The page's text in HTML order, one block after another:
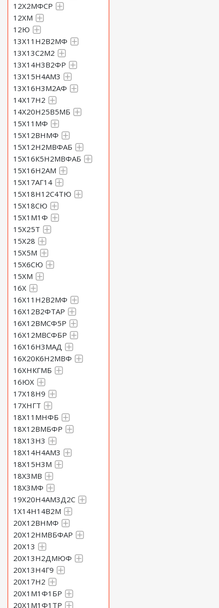
12Х2МФСР
12ХМ
12Ю
13Х11Н2В2МФ
13Х13С2М2
13Х14Н3В2ФР
13Х15Н4АМ3
13Х16Н3М2АФ
14Х17Н2
14Х20Н25В5МБ
15Х11МФ
15Х12ВНМФ
15Х12Н2МВФАБ
15Х16К5Н2МВФАБ
15Х16Н2АМ
15Х17АГ14
15Х18Н12С4ТЮ
15Х18СЮ
15Х1М1Ф
15Х25Т
15Х28
15Х5М
15Х6СЮ
15ХМ
16Х
16Х11Н2В2МФ
16Х12В2ФТАР
16Х12ВМСФ5Р
16Х12МВСФБР
16Х16Н3МАД
16Х20К6Н2МВФ
16ХНКГМБ
16ЮХ
17Х18Н9
17ХНГТ
18Х11МНФБ
18Х12ВМБФР
18Х13Н3
18Х14Н4АМ3
18Х15Н3М
18Х3МВ
18Х3МФ
19Х20Н4АМ3Д2С
1Х14Н14В2М
20Х12ВНМФ
20Х12НМВБФАР
20Х13
20Х13Н2ДМЮФ
20Х13Н4Г9
20Х17Н2
20Х1М1Ф1БР
20Х1М1Ф1ТР